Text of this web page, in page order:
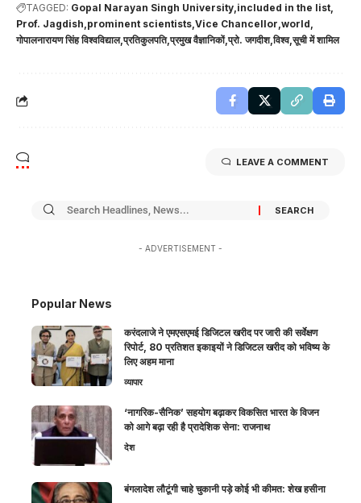
TAGGED: Gopal Narayan Singh University included in the list
Prof. Jagdish prominent scientists Vice Chancellor world
गोपालनारायण सिंह विश्वविद्याल प्रतिकुलपति प्रमुख वैज्ञानिकों प्रो. जगदीश विश्व सूची में शामिल
LEAVE A COMMENT
- ADVERTISEMENT -
Popular News
करंदलाजे ने एमएसएमई डिजिटल खरीद पर जारी की सर्वेक्षण
रिपोर्ट, 80 प्रतिशत इकाइयों ने डिजिटल खरीद को भविष्य के
लिए अहम माना
व्यापार
‘नागरिक-सैनिक’ सहयोग बढ़ाकर विकसित भारत के विजन
को आगे बढ़ा रही है प्रादेशिक सेना: राजनाथ
देश
बंगलादेश लौटूंगी चाहे चुकानी पड़े कोई भी कीमत: शेख हसीना